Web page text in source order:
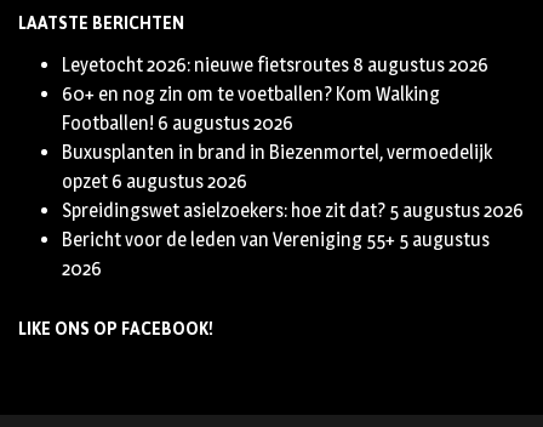
LAATSTE BERICHTEN
Leyetocht 2026: nieuwe fietsroutes 8 augustus 2026
60+ en nog zin om te voetballen? Kom Walking
Footballen! 6 augustus 2026
Buxusplanten in brand in Biezenmortel, vermoedelijk
opzet 6 augustus 2026
Spreidingswet asielzoekers: hoe zit dat? 5 augustus 2026
Bericht voor de leden van Vereniging 55+ 5 augustus
2026
LIKE ONS OP FACEBOOK!